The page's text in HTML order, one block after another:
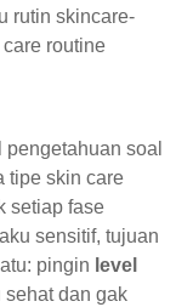
rutin skincare-
routine
soal
tipe skin care
setiap fase
sensitif, tujuan
pingin level
sehat dan gak